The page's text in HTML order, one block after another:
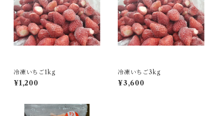
冷凍いちご1kg
¥1,200
冷凍いちご3kg
¥3,600